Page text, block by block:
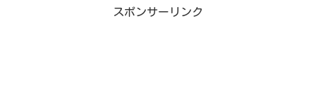
スポンサーリンク